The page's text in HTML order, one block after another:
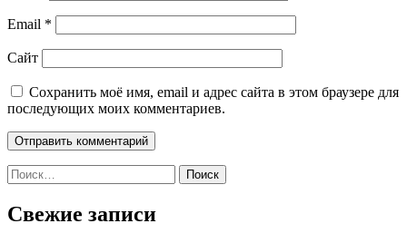
Email *
Сайт
Сохранить моё имя, email и адрес сайта в этом браузере для
последующих моих комментариев.
Найти:
Свежие записи